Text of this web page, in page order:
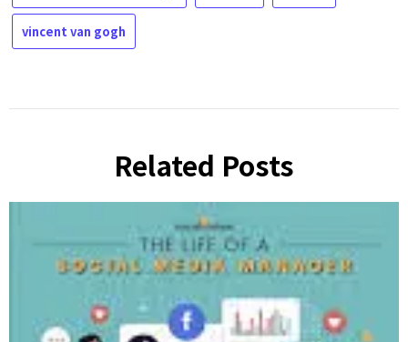
vincent van gogh
Related Posts